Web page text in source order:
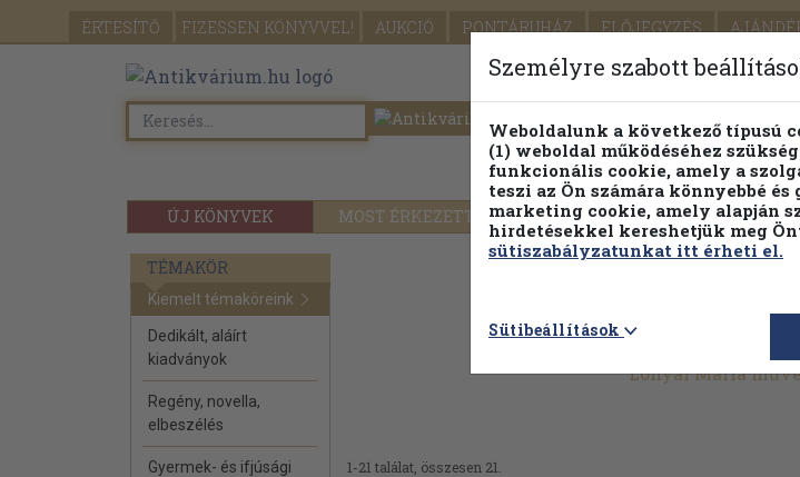
ÉRTESÍTŐ FIZESSEN KÖNYVVEL! AUKCIÓ PONTÁRUHÁZ ELŐJEGYZÉS
ÚJ KÖNYVEK MOST ÉRKEZETT PILLANATNYI ÁRAINK
Részletes kereső
TÉMAKÖR
Kiemelt témaköreink
Dedikált, aláírt
kiadványok
Regény, novella,
elbeszélés
Gyermek- és ifjúsági
Lónyai Mária
1-21 találat, összesen 21.
Személyre szabott
Weboldalunk a következő típusú
(1) weboldal működéséhez
funkcionális cookie, amely a
teszi az Ön számára könnyebbé és
marketing cookie, amely alapján
hirdetésekkel kereshetjük meg
sütiszabályzatunkat itt érheti el.
Sütibeállítások